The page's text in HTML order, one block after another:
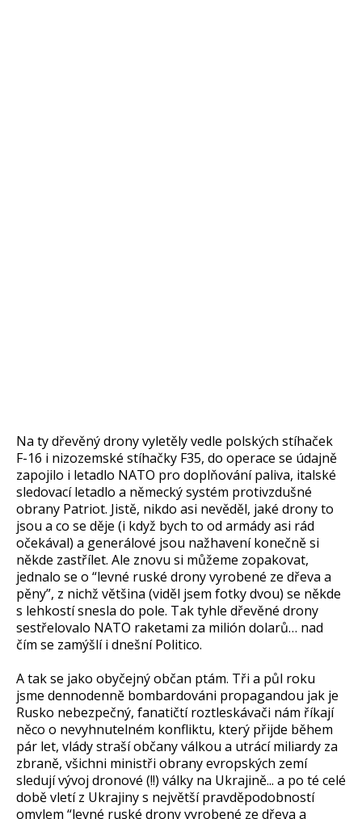
Na ty dřevěný drony vyletěly vedle polských stíhaček
F-16 i nizozemské stíhačky F35, do operace se údajně
zapojilo i letadlo NATO pro doplňování paliva, italské
sledovací letadlo a německý systém protivzdušné
obrany Patriot. Jistě, nikdo asi nevěděl, jaké drony to
jsou a co se děje (i když bych to od armády asi rád
očekával) a generálové jsou nažhavení konečně si
někde zastřílet. Ale znovu si můžeme zopakovat,
jednalo se o “levné ruské drony vyrobené ze dřeva a
pěny”, z nichž většina (viděl jsem fotky dvou) se někde
s lehkostí snesla do pole. Tak tyhle dřevěné drony
sestřelovalo NATO raketami za milión dolarů… nad
čím se zamýšlí i dnešní Politico.
A tak se jako obyčejný občan ptám. Tři a půl roku
jsme dennodenně bombardováni propagandou jak je
Rusko nebezpečný, fanatičtí roztleskávači nám říkají
něco o nevyhnutelném konfliktu, který přijde během
pár let, vlády straší občany válkou a utrácí miliardy za
zbraně, všichni ministři obrany evropských zemí
sledují vývoj dronové (!!) války na Ukrajině... a po té celé
době vletí z Ukrajiny s největší pravděpodobností
omylem “levné ruské drony vyrobené ze dřeva a